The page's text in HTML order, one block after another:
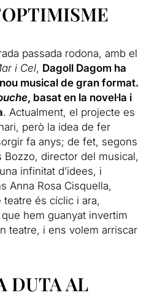
passada rodona, amb el
i Cel, Dagoll Dagom ha
musical de gran format.
, basat en la novel·la i
. Actualment, el projecte es
però la idea de fer
fa anys; de fet, segons
director del musical,
infinitat d’idees, i
Anna Rosa Cisquella,
és cíclic i ara,
hem guanyat invertim
teatre, i ens volem arriscar
DUTA AL